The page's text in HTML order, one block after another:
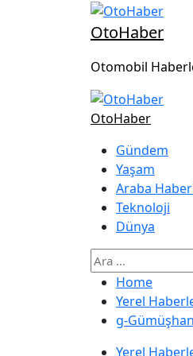
OtoHaber
Otomobil
OtoHaber
Gündem
Yaşam
Araba
Teknoloji
Dünya
Home
Yerel
g-
Yerel